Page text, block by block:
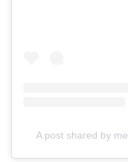
A post shared by